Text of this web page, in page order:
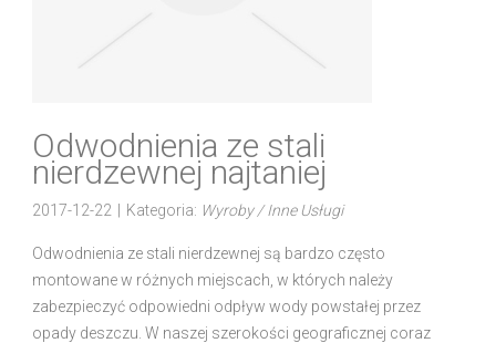
Odwodnienia ze stali
nierdzewnej najtaniej
2017-12-22 Kategoria: Wyroby / Inne Usługi
Odwodnienia ze stali nierdzewnej są bardzo często
montowane w różnych miejscach, w których należy
zabezpieczyć odpowiedni odpływ wody powstałej przez
opady deszczu. W naszej szerokości geograficznej coraz